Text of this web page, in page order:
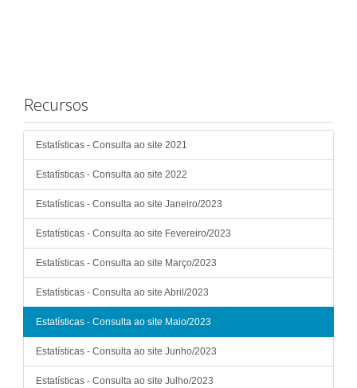
Recursos
Estatísticas - Consulta ao site 2021
Estatísticas - Consulta ao site 2022
Estatísticas - Consulta ao site Janeiro/2023
Estatísticas - Consulta ao site Fevereiro/2023
Estatísticas - Consulta ao site Março/2023
Estatísticas - Consulta ao site Abril/2023
Estatísticas - Consulta ao site Maio/2023
Estatísticas - Consulta ao site Junho/2023
Estatísticas - Consulta ao site Julho/2023